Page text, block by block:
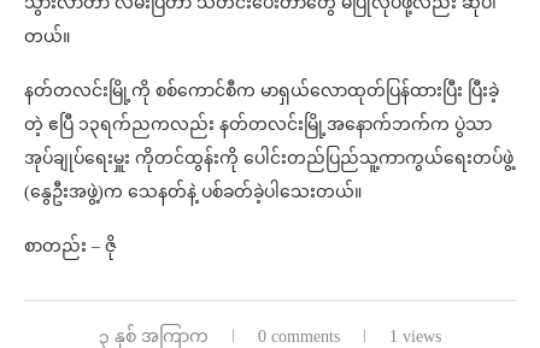
တယ်။
နတ်တလင်းမြို့ကို စစ်ကောင်စီက မာရှယ်လောထုတ်ပြန်ထားပြီး ပြီးခဲ့
တဲ့ ဧပြီ ၁၃ရက်ညကလည်း နတ်တလင်းမြို့အနောက်ဘက်က ပွဲသာ
အုပ်ချုပ်ရေးမှူး ကိုတင်ထွန်းကို ပေါင်းတည်ပြည်သူ့ကာကွယ်ရေးတပ်ဖွဲ့
(နွေဦးအဖွဲ့)က သေနတ်နဲ့ ပစ်ခတ်ခဲ့ပါသေးတယ်။
စာတည်း – ဇို
၃ နှစ် အကြာက 0 comments 1 views